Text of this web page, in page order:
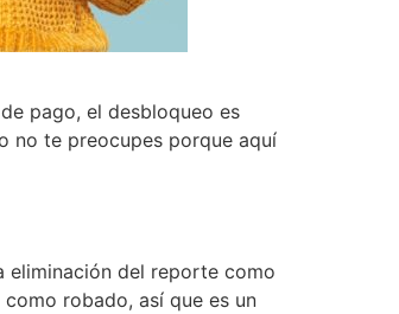
pago, el desbloqueo es
no te preocupes porque aquí
eliminación del reporte como
robado, así que es un